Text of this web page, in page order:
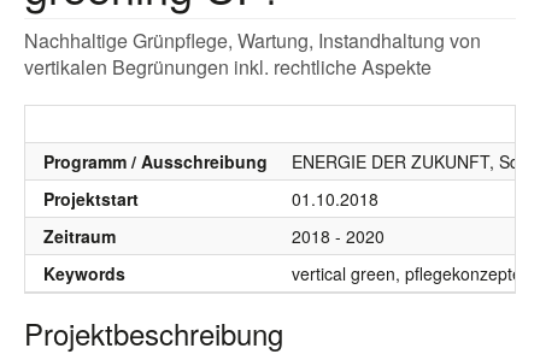
Nachhaltige Grünpflege, Wartung, Instandhaltung von
vertikalen Begrünungen inkl. rechtliche Aspekte
Programm / Ausschreibung
ENERGIE DER ZUKUNFT,
Projektstart
01.10.2018
Zeitraum
2018 - 2020
Keywords
vertical green, pflegekonzepte,
Projektbeschreibung